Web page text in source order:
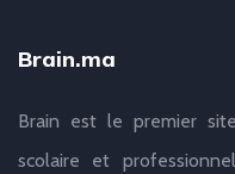
Brain.ma
Brain est le premier
scolaire et